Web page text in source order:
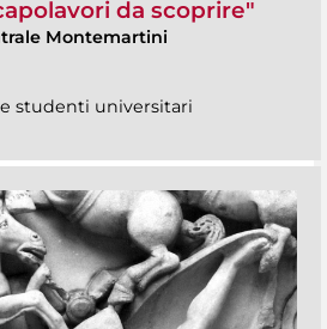
da scoprire"
Montemartini
studenti universitari